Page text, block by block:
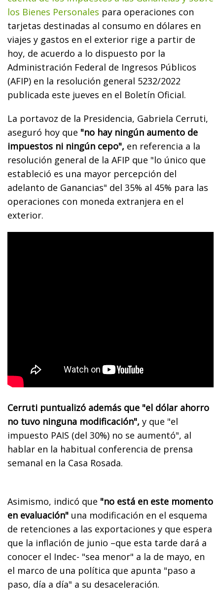
los Bienes Personales para operaciones con
tarjetas destinadas al consumo en dólares en
viajes y gastos en el exterior rige a partir de
hoy, de acuerdo a lo dispuesto por la
Administración Federal de Ingresos Públicos
(AFIP) en la resolución general 5232/2022
publicada este jueves en el Boletín Oficial.
La portavoz de la Presidencia, Gabriela Cerruti,
aseguró hoy que "no hay ningún aumento de
impuestos ni ningún cepo", en referencia a la
resolución general de la AFIP que "lo único que
estableció es una mayor percepción del
adelanto de Ganancias" del 35% al 45% para las
operaciones con moneda extranjera en el
exterior.
Cerruti puntualizó además que "el dólar ahorro
no tuvo ninguna modificación", y que "el
impuesto PAIS (del 30%) no se aumentó", al
hablar en la habitual conferencia de prensa
semanal en la Casa Rosada.
Asimismo, indicó que "no está en este momento
en evaluación" una modificación en el esquema
de retenciones a las exportaciones y que espera
que la inflación de junio –que esta tarde dará a
conocer el Indec- "sea menor" a la de mayo, en
el marco de una política que apunta "paso a
paso, día a día" a su desaceleración.